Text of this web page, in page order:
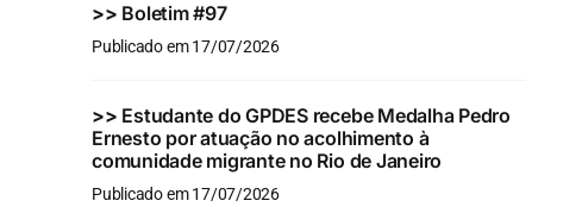
>> Boletim #97
Publicado em 17/07/2026
>> Estudante do GPDES recebe Medalha Pedro
Ernesto por atuação no acolhimento à
comunidade migrante no Rio de Janeiro
Publicado em 17/07/2026